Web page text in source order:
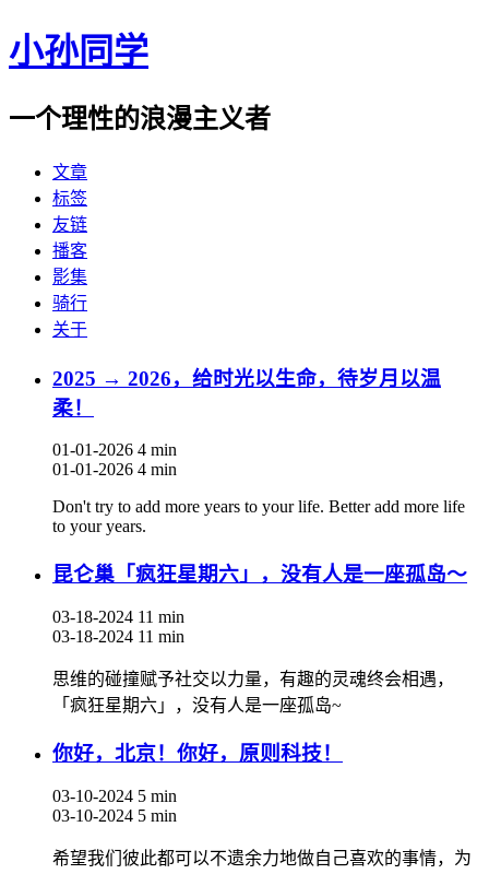
小孙同学
一个理性的浪漫主义者
文章
标签
友链
播客
影集
骑行
关于
2025 → 2026，给时光以生命，待岁月以温
柔！
01-01-2026 4 min
01-01-2026 4 min
Don't try to add more years to your life. Better add more life
to your years.
昆仑巢「疯狂星期六」，没有人是一座孤岛～
03-18-2024 11 min
03-18-2024 11 min
思维的碰撞赋予社交以力量，有趣的灵魂终会相遇，
「疯狂星期六」，没有人是一座孤岛~
你好，北京！你好，原则科技！
03-10-2024 5 min
03-10-2024 5 min
希望我们彼此都可以不遗余力地做自己喜欢的事情，为